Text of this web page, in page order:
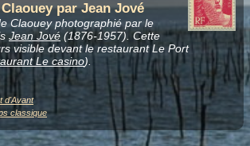
par Jean Jové
Claouey photographié par le
Jean Jové (1876-1957). Cette
visible devant le restaurant Le Port
Le casino).
d'Avant
classique